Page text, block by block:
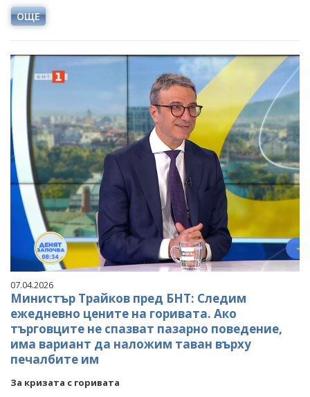
ОЩЕ
07.04.2026
Министър Трайков пред БНТ: Следим
ежедневно цените на горивата. Ако
търговците не спазват пазарно поведение,
има вариант да наложим таван върху
печалбите им
За кризата с горивата